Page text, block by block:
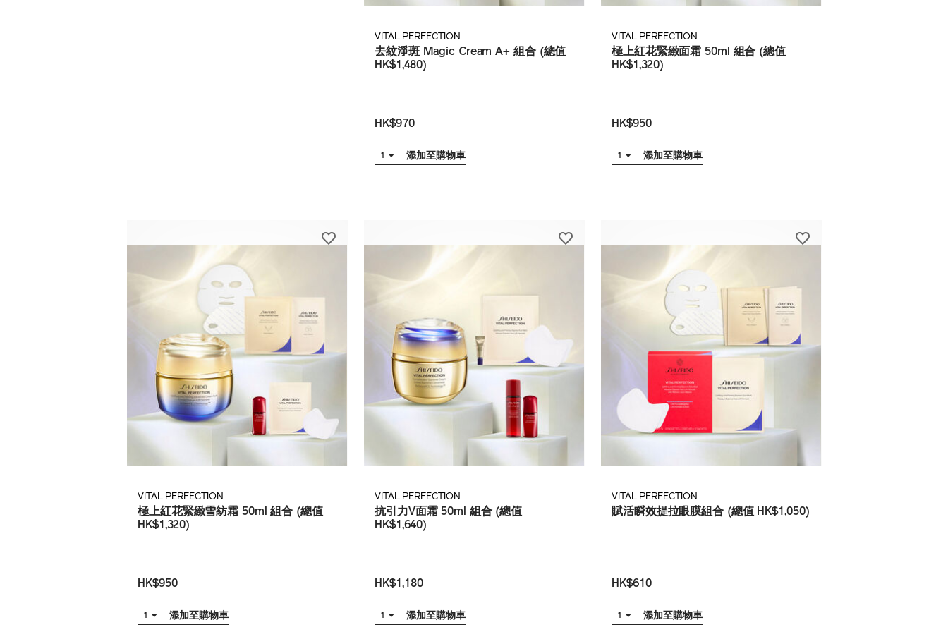
VITAL PERFECTION
去紋淨斑 Magic Cream A+ 組合 (總值
HK$1,480)
HK$970
1 添加至購物車
VITAL PERFECTION
極上紅花緊緻面霜 50ml 組合 (總值
HK$1,320)
HK$950
1 添加至購物車
VITAL PERFECTION
極上紅花緊緻雪紡霜 50ml 組合 (總值
HK$1,320)
HK$950
1 添加至購物車
VITAL PERFECTION
抗引力V面霜 50ml 組合 (總值
HK$1,640)
HK$1,180
1 添加至購物車
VITAL PERFECTION
賦活瞬效提拉眼膜組合 (總值 HK$1,050)
HK$610
1 添加至購物車